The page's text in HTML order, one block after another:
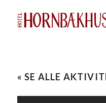
« SE ALLE